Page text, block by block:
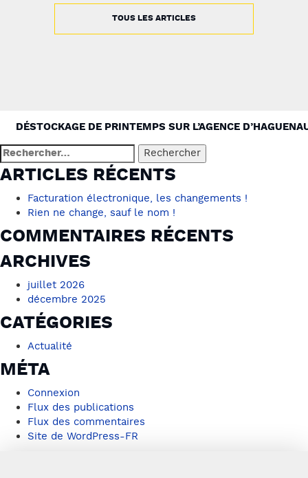
TOUS LES ARTICLES
NAVIGATION
DE
L’ARTICLE
DÉSTOCKAGE DE PRINTEMPS SUR L’AGENCE
Rechercher :
ARTICLES RÉCENTS
Facturation électronique, les changements !
Rien ne change, sauf le nom !
COMMENTAIRES RÉCENTS
ARCHIVES
juillet 2026
décembre 2025
CATÉGORIES
Actualité
MÉTA
Connexion
Flux des publications
Flux des commentaires
Site de WordPress-FR